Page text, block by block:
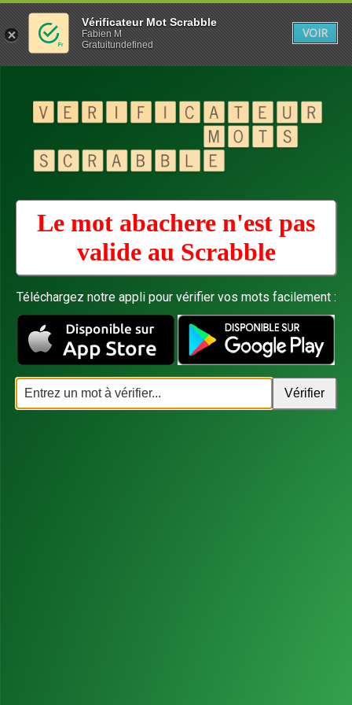
Le mot abachere n'est pas
valide au Scrabble
Téléchargez notre appli pour vérifier vos mots facilement :
Vérificateur Mot Scrabble
Fabien M
Gratuitundefined
VOIR